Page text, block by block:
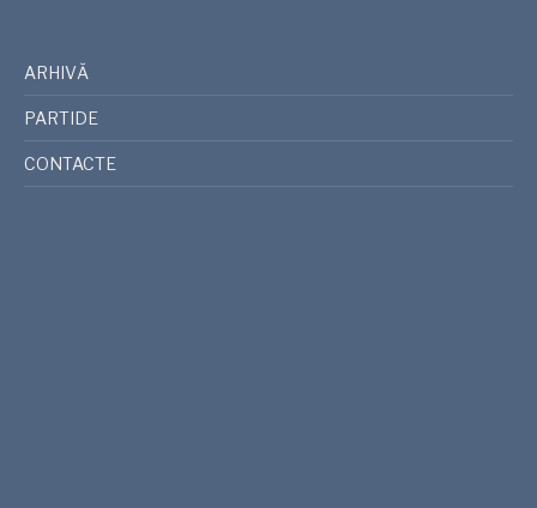
ARHIVĂ
PARTIDE
CONTACTE